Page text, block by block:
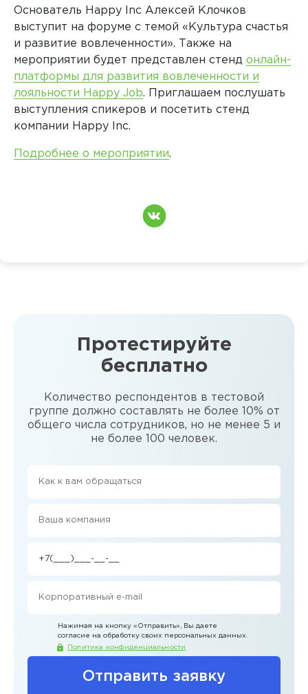
Основатель Happy Inc Алексей Клочков
выступит на форуме с темой «Культура счастья
и развитие вовлеченности». Также на
мероприятии будет представлен стенд онлайн-
платформы для развития вовлеченности и
лояльности Happy Job. Приглашаем послушать
выступления спикеров и посетить стенд
компании Happy Inc.
Подробнее о мероприятии.
Протестируйте
бесплатно
Количество респондентов в тестовой
группе должно составлять не более 10% от
общего числа сотрудников, но не менее 5 и
не более 100 человек.
Отправить заявку
Нажимая на кнопку «Отправить» , Вы даете
согласие на обработку своих персональных данных.
Политика конфиденциальности